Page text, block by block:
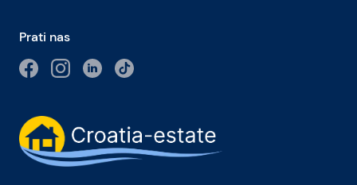
Prati nas